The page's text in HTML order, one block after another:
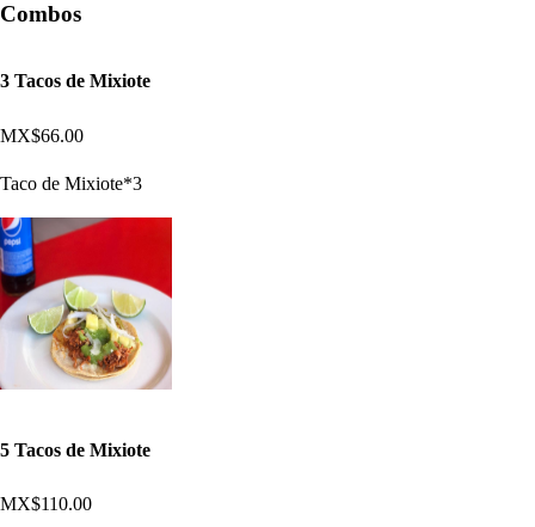
Combos
3 Tacos de Mixiote
MX$66.00
Taco de Mixiote*3
5 Tacos de Mixiote
MX$110.00